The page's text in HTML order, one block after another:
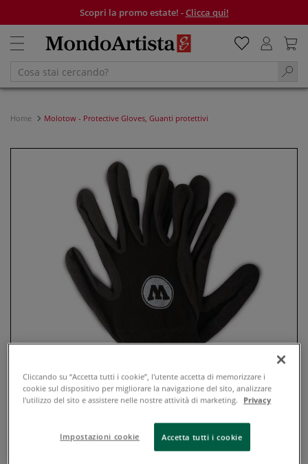
Scopri la promo estate! -Clicca qui!
Home Molotow - Protective Gloves, Guanti protettivi
Cliccando su “Accetta tutti i cookie”, l'utente accetta di memorizzare i
cookie sul dispositivo per migliorare la navigazione del sito, analizzare
l'utilizzo del sito e assistere nelle nostre attività di marketing.
Privacy
Impostazioni cookie Accetta tutti i cookie